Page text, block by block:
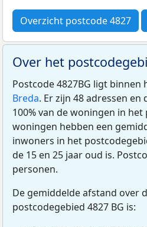
Overzicht postcode 4827
Over het
Postcode 4827BG ligt binnen
Breda. Er zijn 48 adressen
100% van de woningen in
woningen hebben een
inwoners in het
de 15 en 25 jaar oud is.
personen.
De gemiddelde afstand over
postcodegebied 4827 BG is: